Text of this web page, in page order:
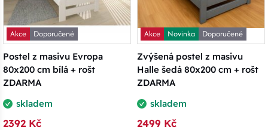
Akce
Doporučené
Postel z masivu Evropa
80x200 cm bílá + rošt
ZDARMA
skladem
2392 Kč
Akce Novinka
Doporučené
Zvýšená postel z masivu
Halle šedá 80x200 cm + rošt
ZDARMA
skladem
2499 Kč